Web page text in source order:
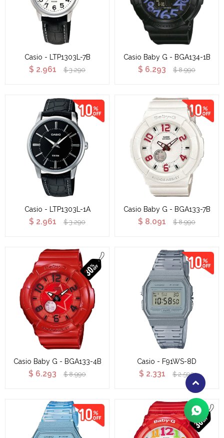
Casio - LTP1303L-7B
$ 2.961 $ 3.290
Casio Baby G - BGA134-1B
$ 6.293 $ 8.990
Casio - LTP1303L-1A
$ 2.961 $ 3.290
Casio Baby G - BGA133-7B
$ 8.091 $ 8.990
Casio Baby G - BGA133-4B
$ 6.293 $ 8.990
Casio - F91WS-8D
$ 2.331 $ 2.590